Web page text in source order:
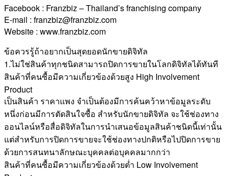
Facebook : Franzbiz – Thailand’s franchising company
E-mail : franzbiz@franzbiz.com
Website : www.franzbiz.com
ข้อควรรู้ถ้าอยากเป็นสุดยอดนักขายดิจิทัล
1.ไม่ใช่สินค้าทุกชนิดสามารถปิดการขายในโลกดิจิทัลได้ทันที
สินค้าที่คนซื้อมีความเกี่ยวข้องด้วยสูง High Involvement
Product
เป็นสินค้า ราคาแพง จำเป็นต้องมีการค้นคว้าหาข้อมูลระดับ
หนึ่งก่อนมีการตัดสินใจซื้อ สำหรับนักขายดิจิทัล จะใช้ช่องทาง
ออนไลน์หรือสื่อดิจิทัลในการนำเสนอข้อมูลสินค้าชนิดนี้เท่านั้น
แต่สำหรับการปิดการขายจะใช้ช่องทางปกติหรือไปปิดการขาย
ด้วยการสนทนาลักษณะบุคคลต่อบุคคลมากกว่า
สินค้าที่คนซื้อมีความเกี่ยวข้องด้วยต่ำ Low Involvement